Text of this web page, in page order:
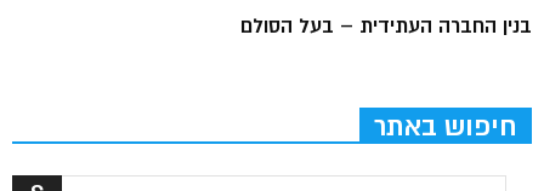
בנין החברה העתידית – בעל הסולם
חיפוש באתר